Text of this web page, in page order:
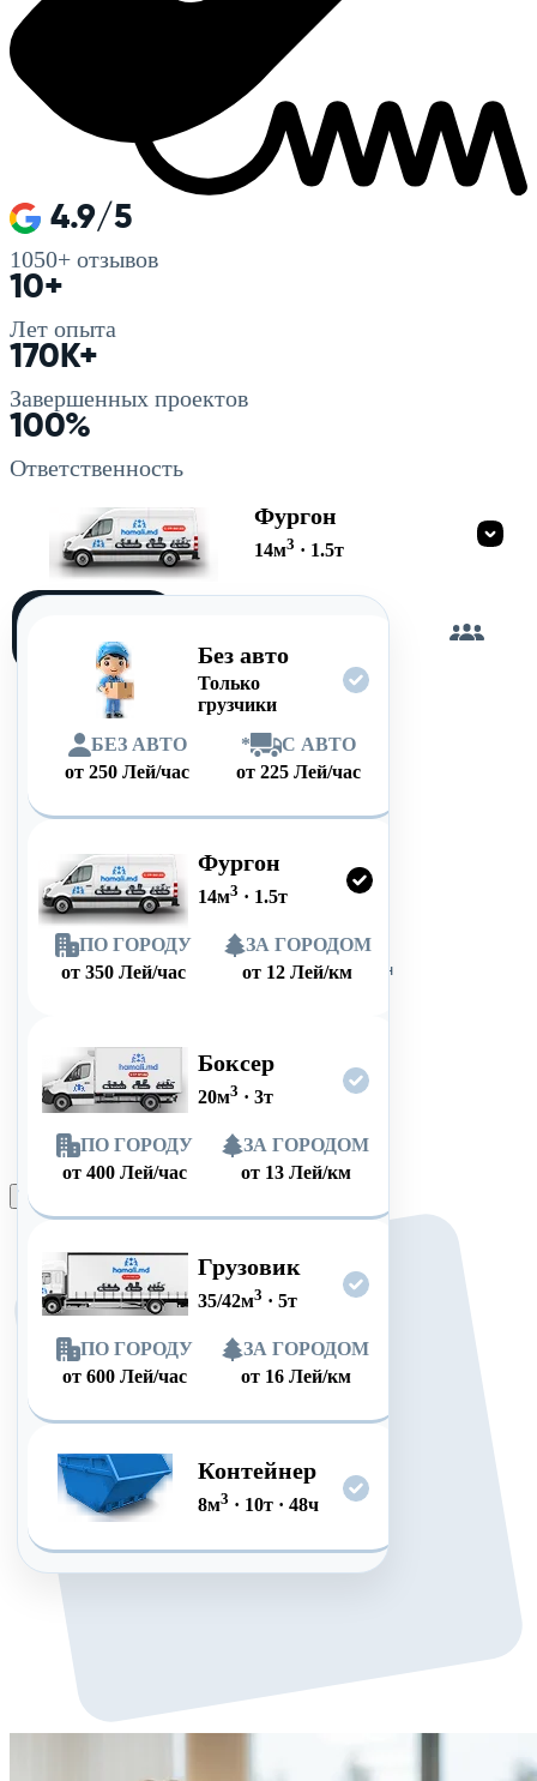
4.9/5
1050+ отзывов
10+
Лет опыта
170K+
Завершенных проектов
100%
Ответственность
Фургон
14м3 · 1.5т
Без авто
Только
грузчики
БЕЗ АВТО
от250 Лей/час
*
С АВТО
от 225 Лей/час
Фургон
14м3 · 1.5т
ПО ГОРОДУ
от 350 Лей/час
ЗА ГОРОДОМ
от 12 Лей/км
Боксер
20м3 · 3т
ПО ГОРОДУ
от 400 Лей/час
ЗА ГОРОДОМ
от 13 Лей/км
Грузовик
35/42м3 · 5т
ПО ГОРОДУ
от 600 Лей/час
ЗА ГОРОДОМ
от 16 Лей/км
Контейнер
8м3 · 10т· 48ч
Оформить заказ